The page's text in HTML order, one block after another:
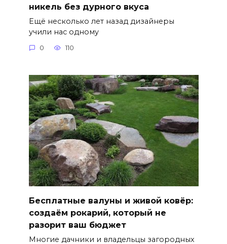
никель без дурного вкуса
Ещё несколько лет назад дизайнеры
учили нас одному
0 110
Бесплатные валуны и живой ковёр:
создаём рокарий, который не
разорит ваш бюджет
Многие дачники и владельцы загородных